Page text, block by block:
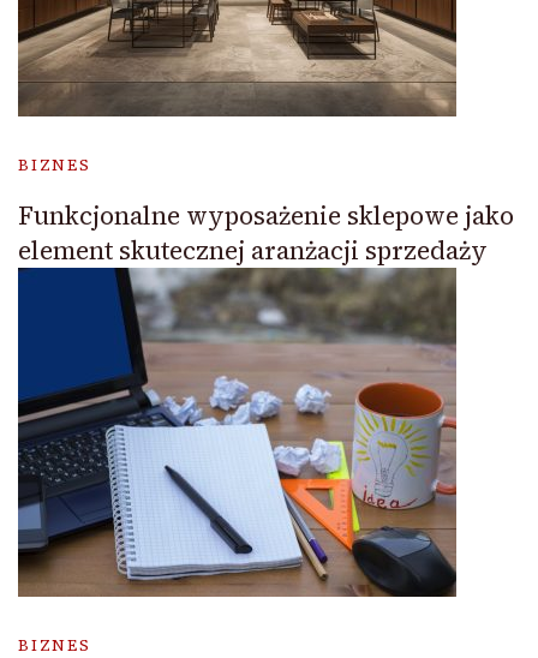
BIZNES
Funkcjonalne wyposażenie sklepowe jako
element skutecznej aranżacji sprzedaży
BIZNES